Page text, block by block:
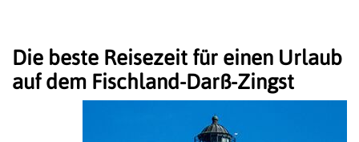
Die beste Reisezeit für einen Urlaub
auf dem Fischland-Darß-Zingst